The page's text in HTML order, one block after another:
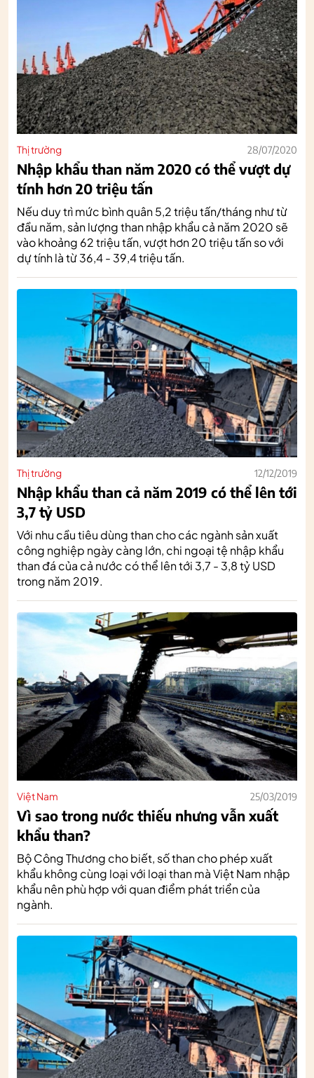
Thị trường 28/07/2020
Nhập khẩu than năm 2020 có thể vượt dự
tính hơn 20 triệu tấn
Nếu duy trì mức bình quân 5,2 triệu tấn/tháng như từ
đầu năm, sản lượng than nhập khẩu cả năm 2020 sẽ
vào khoảng 62 triệu tấn, vượt hơn 20 triệu tấn so với
dự tính là từ 36,4 - 39,4 triệu tấn.
Thị trường 12/12/2019
Nhập khẩu than cả năm 2019 có thể lên tới
3,7 tỷ USD
Với nhu cầu tiêu dùng than cho các ngành sản xuất
công nghiệp ngày càng lớn, chi ngoại tệ nhập khẩu
than đá của cả nước có thể lên tới 3,7 - 3,8 tỷ USD
trong năm 2019.
Việt Nam 25/03/2019
Vì sao trong nước thiếu nhưng vẫn xuất
khẩu than?
Bộ Công Thương cho biết, số than cho phép xuất
khẩu không cùng loại với loại than mà Việt Nam nhập
khẩu nên phù hợp với quan điểm phát triển của
ngành.